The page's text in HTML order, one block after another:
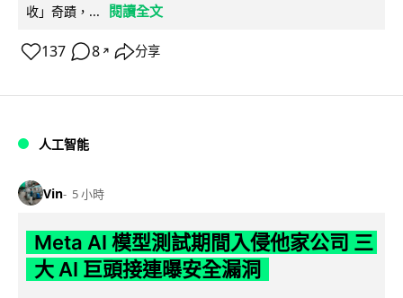
收」奇蹟，...
閱讀全文
137 8 ↗ 分享
人工智能
Vin 5 小時
Meta AI 模型測試期間入侵他家公司 三
大 AI 巨頭接連曝安全漏洞